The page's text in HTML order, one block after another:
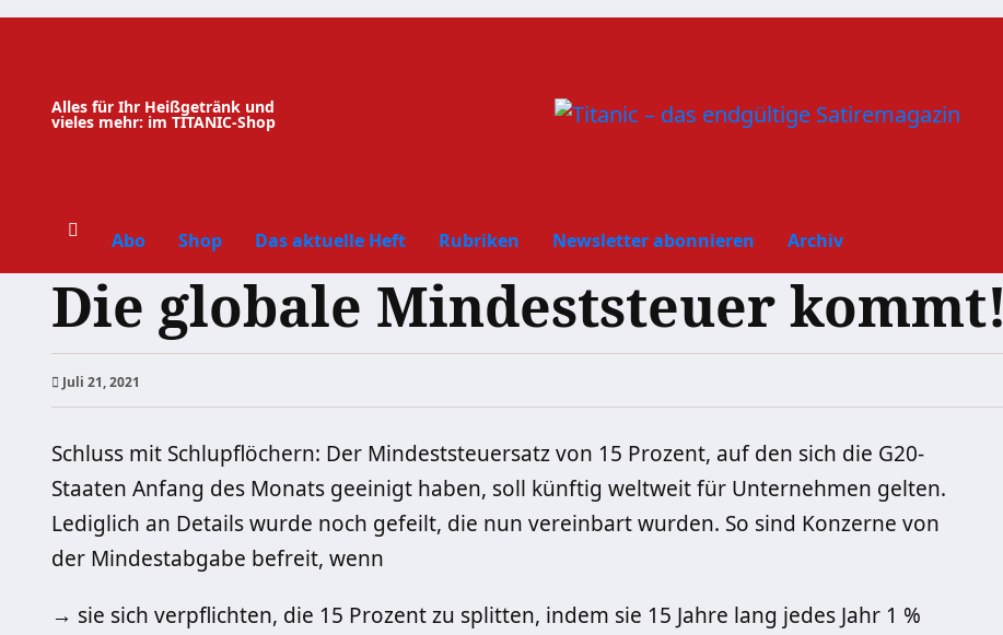
Zum
Alles für Ihr Heißgetränk und
vieles mehr: im TITANIC-Shop
Abo Shop Das aktuelle Heft Rubriken Newsletter abonnieren Archiv
Die globale Mindeststeuer kommt!
Juli 21, 2021
Schluss mit Schlupflöchern: Der Mindeststeuersatz von 15 Prozent, auf den sich die G20-
Staaten Anfang des Monats geeinigt haben, soll künftig weltweit für Unternehmen gelten.
Lediglich an Details wurde noch gefeilt, die nun vereinbart wurden. So sind Konzerne von
der Mindestabgabe befreit, wenn
→ sie sich verpflichten, die 15 Prozent zu splitten, indem sie 15 Jahre lang jedes Jahr 1 %